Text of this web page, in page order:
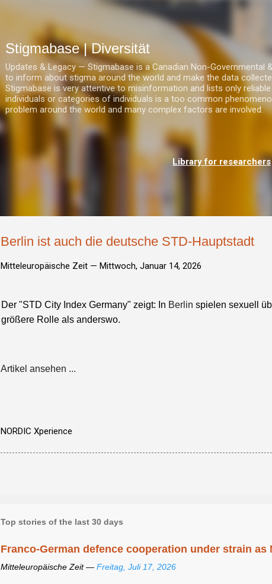
Direkt zum Hauptbereich
Stigmabase | Diversität
Updates & Legacy — Stigmabase is a Canadian Non-Governmental
to inform about stigma around the world and make the data
Stigmabase is very attentive to misinformation and lists only
individuals or categories of individuals is a too common
problem around the world and many complex factors are involved.
Library for researchers
Berlin ist auch die deutsche STD-Hauptstadt
Mitteleuropäische Zeit — Mittwoch, Januar 14, 2026
Der "STD City Index Germany" zeigt: In Berlin spielen sexuell
größere Rolle als anderswo.
Artikel ansehen ...
NORDIC Xperience
Top stories of the last 30 days
Franco-German defence cooperation under strain as
Mitteleuropäische Zeit — Freitag, Juli 17, 2026